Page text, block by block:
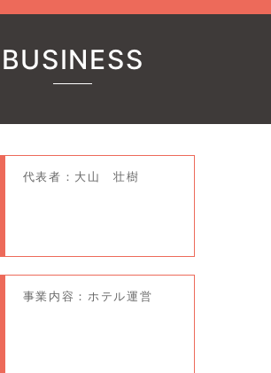
BUSINESS
代表者：大山 壮樹
事業内容：ホテル運営